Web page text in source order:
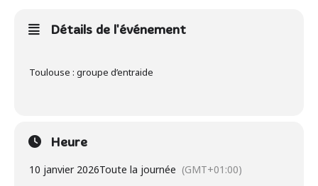
Détails de l'événement
Toulouse : groupe d’entraide
Heure
10 janvier 2026Toute la journée (GMT+01:00)